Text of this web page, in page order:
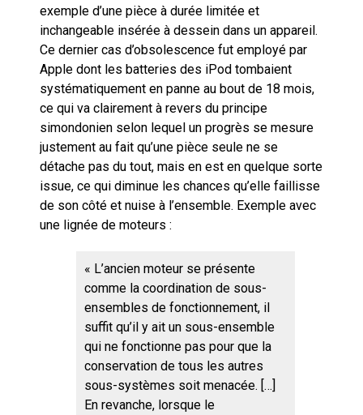
exemple d’une pièce à durée limitée et
inchangeable insérée à dessein dans un appareil.
Ce dernier cas d’obsolescence fut employé par
Apple dont les batteries des iPod tombaient
systématiquement en panne au bout de 18 mois,
ce qui va clairement à revers du principe
simondonien selon lequel un progrès se mesure
justement au fait qu’une pièce seule ne se
détache pas du tout, mais en est en quelque sorte
issue, ce qui diminue les chances qu’elle faillisse
de son côté et nuise à l’ensemble. Exemple avec
une lignée de moteurs :
« L’ancien moteur se présente
comme la coordination de sous-
ensembles de fonctionnement, il
suffit qu’il y ait un sous-ensemble
qui ne fonctionne pas pour que la
conservation de tous les autres
sous-systèmes soit menacée. […]
En revanche, lorsque le